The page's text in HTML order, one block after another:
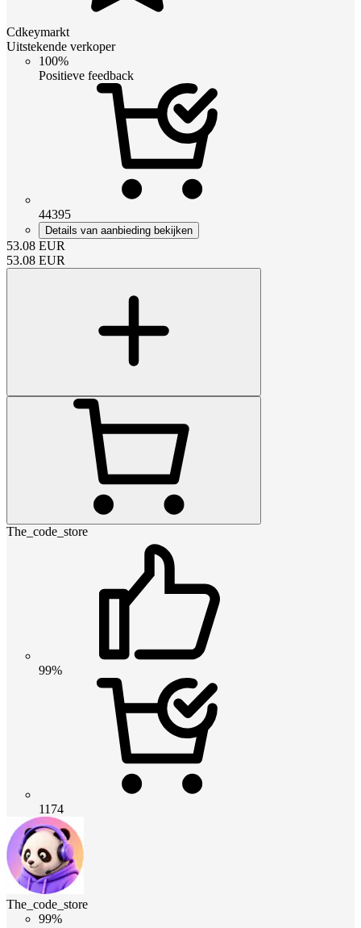
Cdkeymarkt
Uitstekende verkoper
100%
Positieve feedback
44395
Details van aanbieding bekijken
53.08 EUR
53.08 EUR
The_code_store
99%
1174
The_code_store
99%